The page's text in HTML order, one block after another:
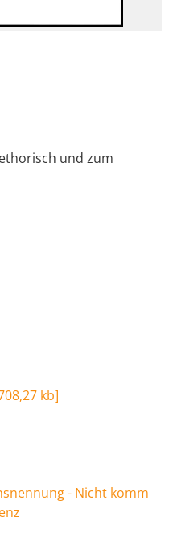
und zum
kb]
- Nicht komm